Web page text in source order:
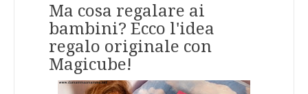
Ma cosa regalare ai
bambini? Ecco l'idea
regalo originale con
Magicube!